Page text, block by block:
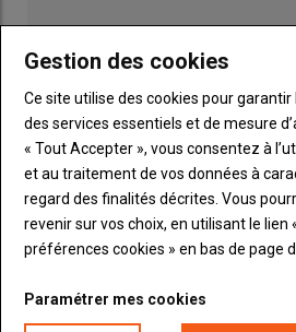
A quoi ça sert ?
Utilisé dans les véhicules équipés de la
(appelée aussi Réduction catalytique
tracteurs
, l’AdBlue est injecté dans
Sous l’effet de l’accroissement de la
décompose en ammoniac (NH3) et en
ammoniac, les émissions d’
Gestion des cookies
Ce site utilise des cookies pour
des services essentiels et de mesure
« Tout Accepter », vous consentez à
et au traitement de vos données à
regard des finalités décrites. Vous
revenir sur vos choix, en utilisant le lien
préférences cookies » en bas de page
Paramétrer mes cookies